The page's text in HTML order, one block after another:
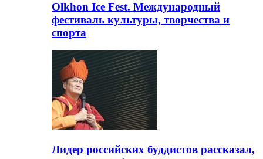
Olkhon Ice Fest. Международный
фестиваль культуры, творчества и
спорта
Лидер российских буддистов рассказал,